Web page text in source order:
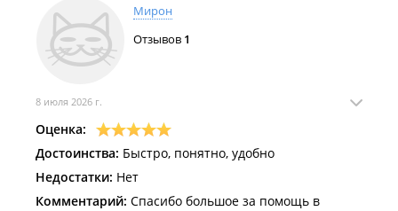
Такого уровня сервиса и человеческого отношения
я не встречала. Рекомендую компанию и лично
Елизавету!
Мирон
Отзывов 1
8 июля 2026 г.
Оценка:
Достоинства: Быстро, понятно, удобно
Недостатки: Нет
Комментарий: Спасибо большое за помощь в